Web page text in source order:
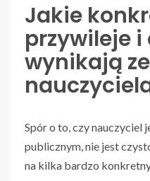
Jakie
przywileje
wynikają
Spór o to, czy nauczyciel
publicznym, nie jest
na kilka bardzo